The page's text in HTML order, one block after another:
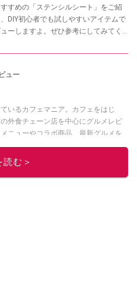
すめの「ステンシルシート」をご紹
DIY初心者でも試しやすいアイテムで
ーしますよ。ぜひ参考にしてみてく
ュー
いるカフェマニア。カフェをはじ
外食チェーン店を中心にグルメレビ
ニューやコラボ商品、最新グルメを
イチオシストの他の記事を読む
む＞